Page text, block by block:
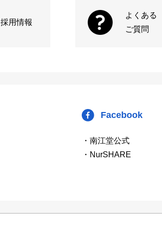
採用情報
よくある
ご質問
Facebook
・南江堂公式
・NurSHARE